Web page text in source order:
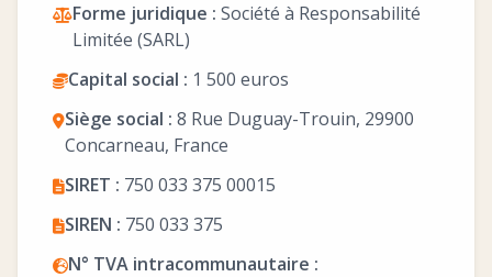
Forme juridique : Société à Responsabilité
Limitée (SARL)
Capital social : 1 500 euros
Siège social : 8 Rue Duguay-Trouin, 29900
Concarneau, France
SIRET : 750 033 375 00015
SIREN : 750 033 375
N° TVA intracommunautaire :